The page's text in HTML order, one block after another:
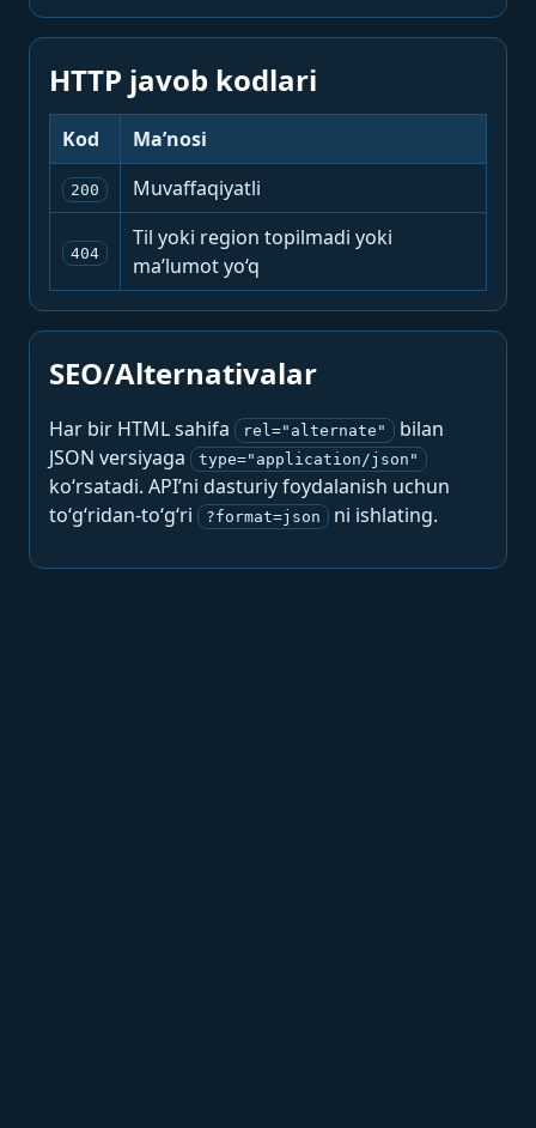
HTTP javob kodlari
Kod Ma’nosi
200 Muvaffaqiyatli
404
Til yoki region topilmadi yoki
ma’lumot yo‘q
SEO/Alternativalar
Har bir HTML sahifa rel="alternate"
bilan
JSON versiyaga
type="application/json"
ko‘rsatadi. API’ni dasturiy foydalanish uchun
to‘g‘ridan-to‘g‘ri
?format=json ni ishlating.